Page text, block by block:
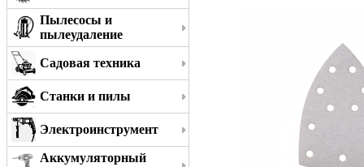
Пылесосы и
пылеудаление
Садовая техника
Станки и пилы
Электроинструмент
Аккумуляторный